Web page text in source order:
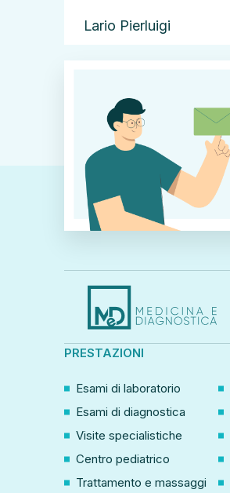
Lario Pierluigi
PRESTAZIONI
Esami di laboratorio
Esami di diagnostica
Visite specialistiche
Centro pediatrico
Trattamento e massaggi